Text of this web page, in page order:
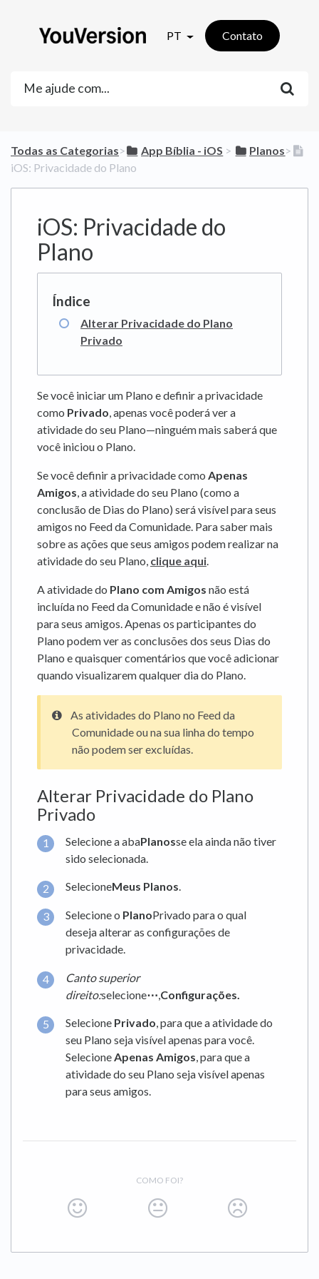
PT Contato
Todas as Categorias​>​ ​App Bíblia - iOS ​ > ​ ​Planos​>​
iOS: Privacidade do Plano
iOS: Privacidade do
Plano
Alterar Privacidade do Plano
Privado
Se você iniciar um Plano e definir a privacidade
como Privado, apenas você poderá ver a
atividade do seu Plano—ninguém mais saberá que
você iniciou o Plano.
Se você definir a privacidade como Apenas
Amigos, a atividade do seu Plano (como a
conclusão de Dias do Plano) será visível para seus
amigos no Feed da Comunidade. Para saber mais
sobre as ações que seus amigos podem realizar na
atividade do seu Plano, clique aqui.
A atividade do Plano com Amigos não está
incluída no Feed da Comunidade e não é visível
para seus amigos. Apenas os participantes do
Plano podem ver as conclusões dos seus Dias do
Plano e quaisquer comentários que você adicionar
quando visualizarem qualquer dia do Plano.
As atividades do Plano no Feed da
Comunidade ou na sua linha do tempo
não podem ser excluídas.
Alterar Privacidade do Plano
Privado
Selecione a abaPlanosse ela ainda não tiver
sido selecionada.
SelecioneMeus Planos.
Selecione o PlanoPrivado para o qual
deseja alterar as configurações de
privacidade.
Canto superior
direito:selecione⋯ Configurações.
Selecione Privado, para que a atividade do
seu Plano seja visível apenas para você.
SelecioneApenas Amigos, para que a
atividade do seu Plano seja visível apenas
para seus amigos.
COMO FOI?